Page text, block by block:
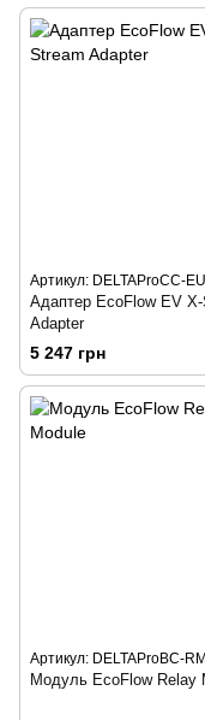
Артикул: DELTAProCC-EU
Адаптер EcoFlow EV X-
Adapter
5 247 грн
Артикул: DELTAProBC-
Модуль EcoFlow Relay